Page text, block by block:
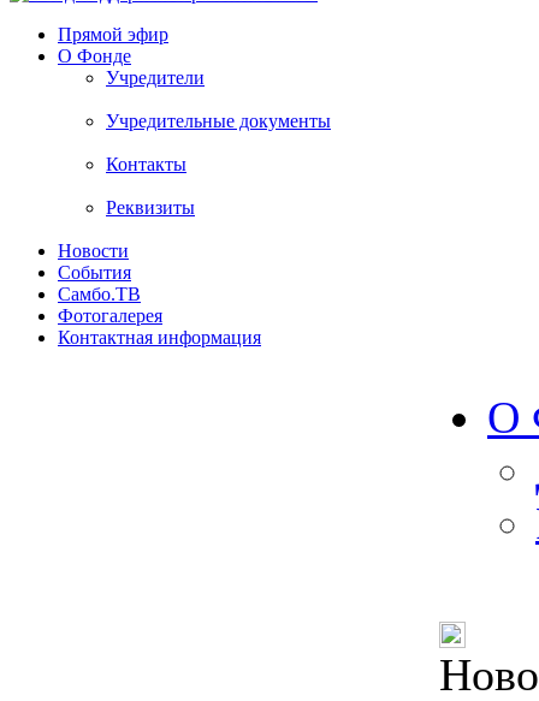
Прямой эфир
О Фонде
Учредители
Учредительные документы
Контакты
Реквизиты
Новости
События
Самбо.ТВ
Фотогалерея
Контактная информация
О